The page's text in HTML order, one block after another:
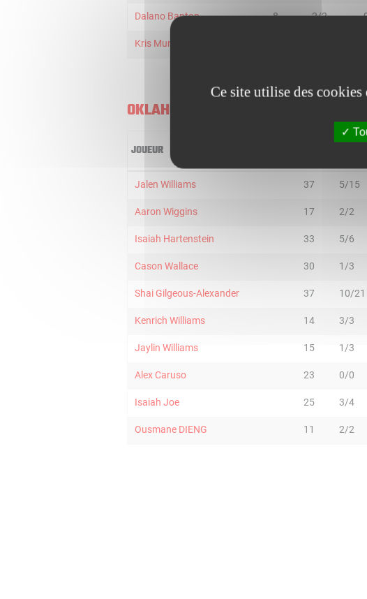
Dalano Banton 8 2/2
Kris Murray
OKLAHOMA CITY THUNDER
JOUEUR
Jalen Williams 37 5/15
Aaron Wiggins 17 2/2
Isaiah Hartenstein 33 5/6
Cason Wallace 30 1/3
Shai Gilgeous-Alexander 37 10/21
Kenrich Williams 14 3/3
Jaylin Williams 15 1/3
Alex Caruso 23 0/0
Isaiah Joe 25 3/4
Ousmane DIENG 11 2/2
Ce site utilise des